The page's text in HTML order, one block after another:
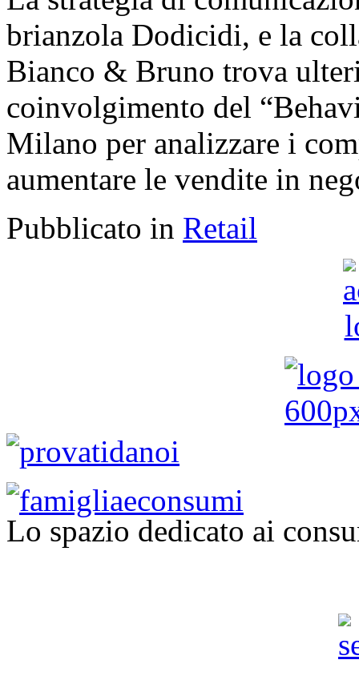
brianzola Dodicidi, e la
Bianco & Bruno trova
coinvolgimento del
Milano per analizzare i
aumentare le vendite in
Pubblicato in Retail
Lo spazio dedicato ai